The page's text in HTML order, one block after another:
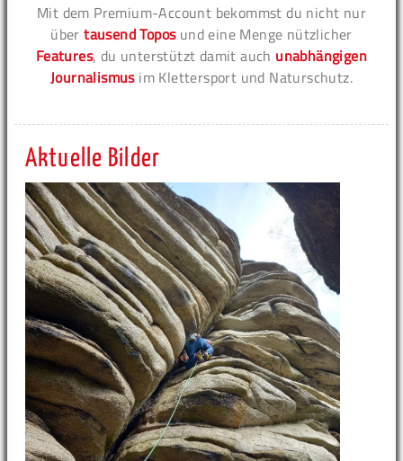
Mit dem Premium-Account bekommst du nicht nur
übertausend Toposund eine Menge nützlicher
Features, du unterstützt damit auch unabhängigen
Journalismusim Klettersport und Naturschutz.
Aktuelle Bilder